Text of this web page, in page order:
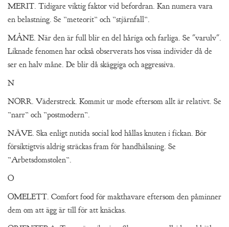
MERIT. Tidigare viktig faktor vid befordran. Kan numera vara
en belastning. Se ”meteorit” och ”stjärnfall”.
MÅNE. När den är full blir en del håriga och farliga. Se "varulv".
Liknade fenomen har också observerats hos vissa individer då de
ser en halv måne. De blir då skäggiga och aggressiva.
N
NORR. Väderstreck. Kommit ur mode eftersom allt är relativt. Se
”narr” och ”postmodern”.
NÄVE. Ska enligt nutida social kod hållas knuten i fickan. Bör
försiktigtvis aldrig sträckas fram för handhälsning. Se
”Arbetsdomstolen”.
O
OMELETT. Comfort food för makthavare eftersom den påminner
dem om att ägg är till för att knäckas.